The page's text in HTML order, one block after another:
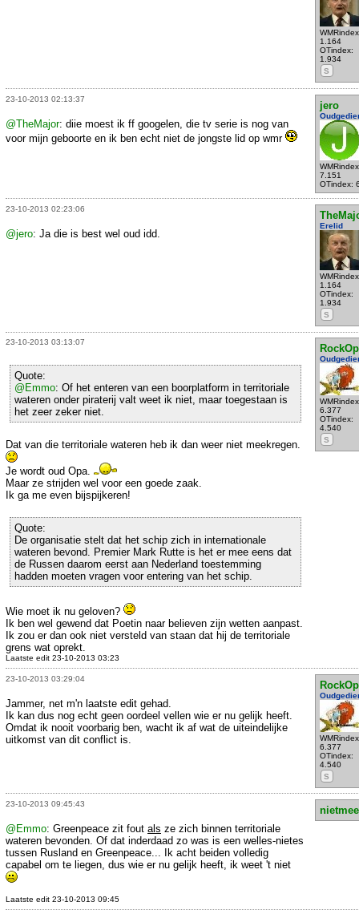
1.164
OTindex:
1.934
S
23-10-2013 02:13:37
jero
7.151
OTindex:
@TheMajor: diie moest ik ff googelen, die tv serie is nog van
voor mijn geboorte en ik ben echt niet de jongste lid op wmr
23-10-2013 02:23:06
Erelid
1.164
OTindex:
1.934
S
@jero: Ja die is best wel oud idd.
23-10-2013 03:13:07
6.377
OTindex:
4.540
S
Quote:
@Emmo: Of het enteren van een boorplatform in territoriale
wateren onder piraterij valt weet ik niet, maar toegestaan is
het zeer zeker niet.
Dat van die territoriale wateren heb ik dan weer niet meekregen.
Je wordt oud Opa.
Maar ze strijden wel voor een goede zaak.
Ik ga me even bijspijkeren!
Quote:
De organisatie stelt dat het schip zich in internationale
wateren bevond. Premier Mark Rutte is het er mee eens dat
de Russen daarom eerst aan Nederland toestemming
hadden moeten vragen voor entering van het schip.
Wie moet ik nu geloven?
Ik ben wel gewend dat Poetin naar believen zijn wetten aanpast.
Ik zou er dan ook niet versteld van staan dat hij de territoriale
grens wat oprekt.
Laatste edit 23-10-2013 03:23
23-10-2013 03:29:04
6.377
OTindex:
4.540
S
Jammer, net m'n laatste edit gehad.
Ik kan dus nog echt geen oordeel vellen wie er nu gelijk heeft.
Omdat ik nooit voorbarig ben, wacht ik af wat de uiteindelijke
uitkomst van dit conflict is.
23-10-2013 09:45:43
@Emmo: Greenpeace zit fout als ze zich binnen territoriale
wateren bevonden. Of dat inderdaad zo was is een welles-nietes
tussen Rusland en Greenpeace... Ik acht beiden volledig
capabel om te liegen, dus wie er nu gelijk heeft, ik weet 't niet
Laatste edit 23-10-2013 09:45